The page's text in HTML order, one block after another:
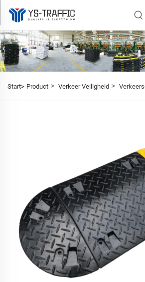
Start> Product > Verkeer Veiligheid >